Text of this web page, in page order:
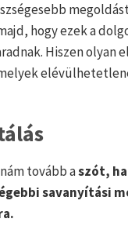
hogy ezek a
Hiszen olyan
tovább aszót,
savanyítási